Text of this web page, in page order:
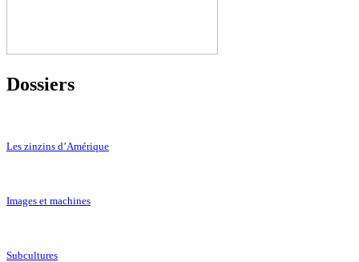
Dossiers
Les zinzins d’Amérique
Images et machines
Subcultures